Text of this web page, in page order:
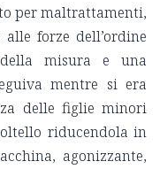
per maltrattamenti,
forze dell’ordine
misura e una
mentre si era
delle figlie minori
riducendola in
agonizzante,